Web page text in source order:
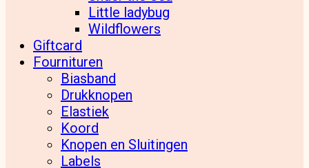
Little ladybug
Wildflowers
Giftcard
Fournituren
Biasband
Drukknopen
Elastiek
Koord
Knopen en Sluitingen
Labels